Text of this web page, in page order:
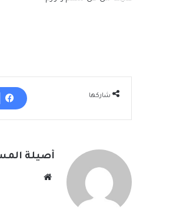
شاركها
أصيلة